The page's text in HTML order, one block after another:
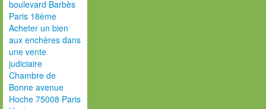
boulevard Barbès
Paris 18ème
Acheter un bien
aux enchères dans
une vente
judiciaire
Chambre de
Bonne avenue
Hoche 75008 Paris